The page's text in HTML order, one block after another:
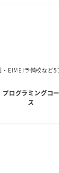
EIMEI予備校など5
プログラミングコー
ス